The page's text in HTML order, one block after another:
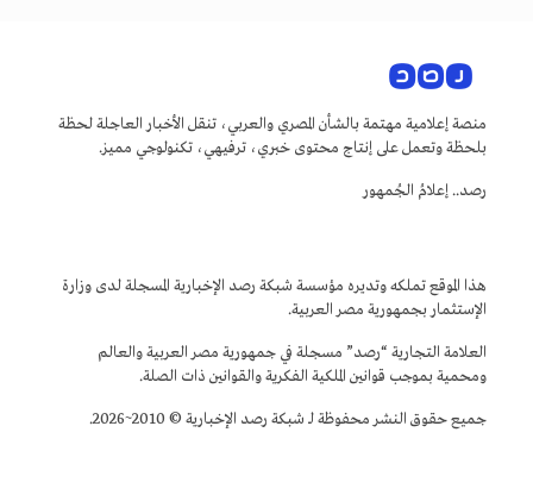
منصة إعلامية مهتمة بالشأن المصري والعربي، تنقل الأخبار العاجلة لحظة
بلحظة وتعمل على إنتاج محتوى خبري، ترفيهي، تكنولوجي مميز.
رصد.. إعلامُ الجُمهور
هذا الموقع تملكه وتديره مؤسسة شبكة رصد الإخبارية المسجلة لدى وزارة
الإستثمار بجمهورية مصر العربية.
العلامة التجارية “رصد” مسجلة في جمهورية مصر العربية والعالم
ومحمية بموجب قوانين الملكية الفكرية والقوانين ذات الصلة.
جميع حقوق النشر محفوظة لـ شبكة رصد الإخبارية © 2010~2026.